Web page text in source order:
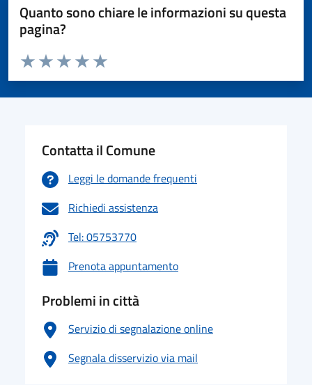
Quanto sono chiare le informazioni su questa
pagina?
Valuta da 1 a 5 stelle la pagina
Valuta 5 stelle su 5
Valuta 4 stelle su 5
Valuta 3 stelle su 5
Valuta 2 stelle su 5
Valuta 1 stelle su 5
Contatta il Comune
Leggi le domande frequenti
Richiedi assistenza
Tel: 05753770
Prenota appuntamento
Problemi in città
Servizio di segnalazione online
Segnala disservizio via mail